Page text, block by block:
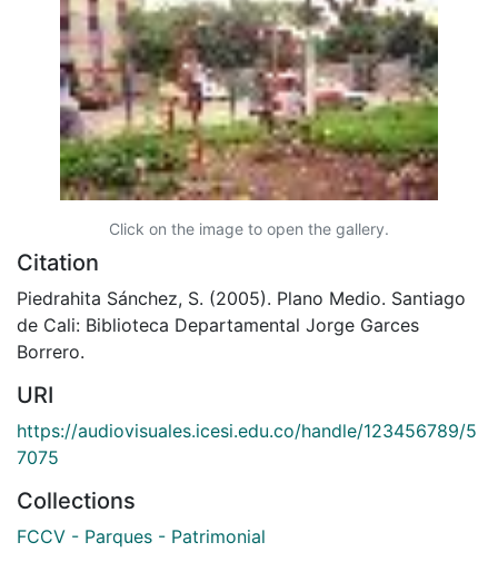
Click on the image to open the gallery.
Citation
Piedrahita Sánchez, S. (2005). Plano Medio. Santiago
de Cali: Biblioteca Departamental Jorge Garces
Borrero.
URI
https://audiovisuales.icesi.edu.co/handle/123456789/5
7075
Collections
FCCV - Parques - Patrimonial